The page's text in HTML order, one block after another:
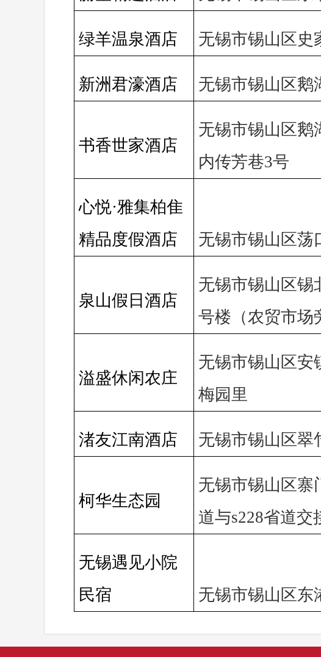
绿羊温泉酒店 无锡市锡山区史
新洲君濠酒店 无锡市锡山区鹅
书香世家酒店
无锡市锡山区鹅
内传芳巷3号
心悦·雅集柏隹
精品度假酒店
无锡市锡山区荡
泉山假日酒店
无锡市锡山区锡
号楼（农贸市场
溢盛休闲农庄
无锡市锡山区安
梅园里
渚友江南酒店 无锡市锡山区翠
柯华生态园
无锡市锡山区寨
道与s228省道交
无锡遇见小院
民宿
无锡市锡山区东